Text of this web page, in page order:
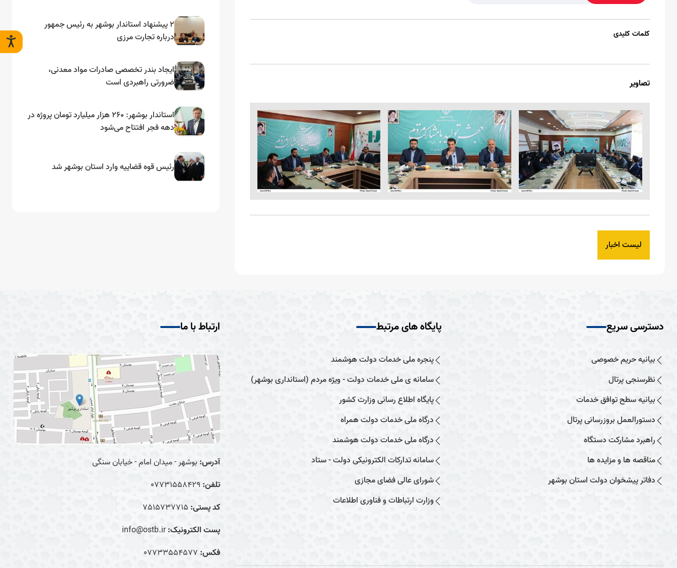
کلمات کلیدی
تصاویر
لیست اخبار
۲ پیشنهاد استاندار بوشهر به رئیس جمهور
درباره تجارت مرزی
ایجاد بندر تخصصی صادرات مواد معدنی،
ضرورتی راهبردی است
استاندار بوشهر: ۲۶۰ هزار میلیارد تومان پروژه در
دهه فجر افتتاح می‌شود
رئیس قوه قضاییه وارد استان بوشهر شد
دسترسی سریع
بیانیه حریم خصوصی
نظرسنجی پرتال
بیانیه سطح توافق خدمات
دستورالعمل بروزرسانی پرتال
راهبرد مشارکت دستگاه
مناقصه ها و مزایده ها
دفاتر پیشخوان دولت استان بوشهر
پایگاه های مرتبط
پنجره ملی خدمات دولت هوشمند
سامانه ی ملی خدمات دولت - ویژه مردم (استانداری بوشهر)
پایگاه اطلاع رسانی وزارت کشور
درگاه ملی خدمات دولت همراه
درگاه ملی خدمات دولت هوشمند
سامانه تدارکات الکترونیکی دولت - ستاد
شورای عالی فضای مجازی
وزارت ارتباطات و فناوری اطلاعات
ارتباط با ما
آدرس: بوشهر - میدان امام - خیابان سنگی
تلفن: 07731558429
کد پستی: 7515737715
پست الکترونیک:info@ostb.ir
فکس: 07733554577